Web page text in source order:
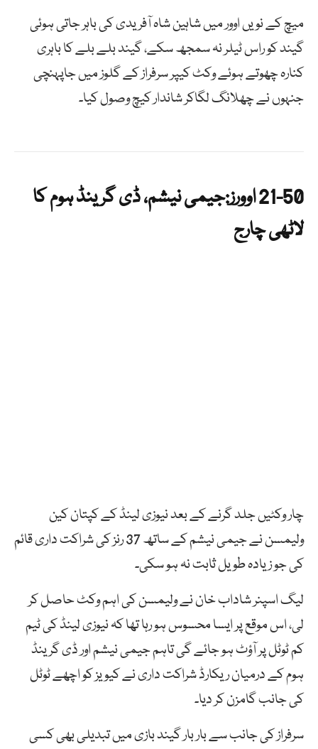
میچ کے نویں اوور میں شاہین شاہ آفریدی کی باہر جاتی ہوئی
گیند کو راس ٹیلر نہ سمجھ سکے، گیند بلے بلے کا باہری
کنارہ چھوتے ہوئے وکٹ کیپر سرفراز کے گلوز میں جاپہنچی
جنہوں نے چھلانگ لگاکر شاندار کیچ وصول کیا۔
21-50 اوورز:جیمی نیشم، ڈی گرینڈ ہوم کا
لاٹھی چارج
چار وکٹیں جلد گرنے کے بعد نیوزی لینڈ کے کپتان کین
ولیمسن نے جیمی نیشم کے ساتھ 37 رنز کی شراکت داری قائم
کی جو زیادہ طویل ثابت نہ ہو سکی۔
لیگ اسپنر شاداب خان نے ولیمسن کی اہم وکٹ حاصل کر
لی، اس موقع پر ایسا محسوس ہو رہا تھا کہ نیوزی لینڈ کی ٹیم
کم ٹوٹل پر آؤٹ ہو جائے گی تاہم جیمی نیشم اور ڈی گرینڈ
ہوم کے درمیان ریکارڈ شراکت داری نے کیویز کو اچھے ٹوٹل
کی جانب گامزن کر دیا۔
سرفراز کی جانب سے بار بار گیند بازی میں تبدیلی بھی کسی